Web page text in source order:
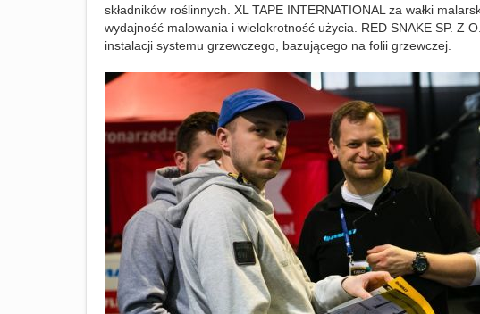
składników roślinnych. XL TAPE INTERNATIONAL za wałki
wydajność malowania i wielokrotność użycia. RED SNAKE SP. Z
instalacji systemu grzewczego, bazującego na folii grzewczej.